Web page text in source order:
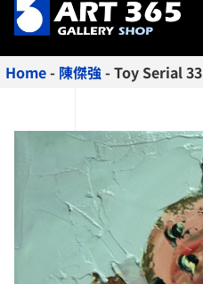
Home- 陳傑強-Toy Serial 33